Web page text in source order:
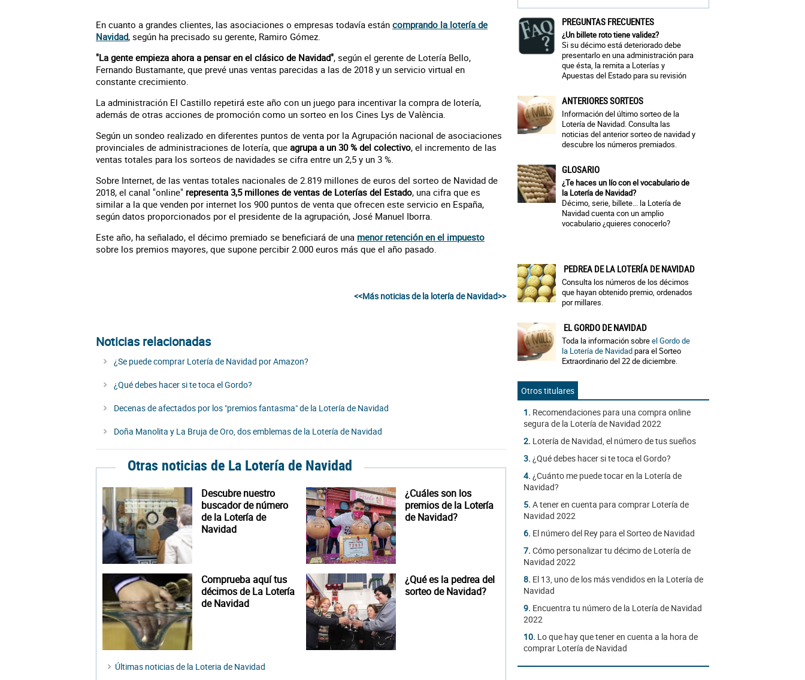
En cuanto a grandes clientes, las asociaciones o empresas todavía están comprando la lotería de
Navidad, según ha precisado su gerente, Ramiro Gómez.
"La gente empieza ahora a pensar en el clásico de Navidad", según el gerente de Lotería Bello,
Fernando Bustamante, que prevé unas ventas parecidas a las de 2018 y un servicio virtual en
constante crecimiento.
La administración El Castillo repetirá este año con un juego para incentivar la compra de lotería,
además de otras acciones de promoción como un sorteo en los Cines Lys de València.
Según un sondeo realizado en diferentes puntos de venta por la Agrupación nacional de asociaciones
provinciales de administraciones de lotería, que agrupa a un 30 % del colectivo, el incremento de las
ventas totales para los sorteos de navidades se cifra entre un 2,5 y un 3 %.
Sobre Internet, de las ventas totales nacionales de 2.819 millones de euros del sorteo de Navidad de
2018, el canal "online" representa 3,5 millones de ventas de Loterías del Estado, una cifra que es
similar a la que venden por internet los 900 puntos de venta que ofrecen este servicio en España,
según datos proporcionados por el presidente de la agrupación, José Manuel Iborra.
Este año, ha señalado, el décimo premiado se beneficiará de una menor retención en el impuesto
sobre los premios mayores, que supone percibir 2.000 euros más que el año pasado.
<<Más noticias de la lotería de Navidad>>
Noticias relacionadas
¿Se puede comprar Lotería de Navidad por Amazon?
¿Qué debes hacer si te toca el Gordo?
Decenas de afectados por los "premios fantasma" de la Lotería de Navidad
Doña Manolita y La Bruja de Oro, dos emblemas de la Lotería de Navidad
Otras noticias de La Lotería de Navidad
Descubre nuestro
buscador de número
de la Lotería de
Navidad
¿Cuáles son los
premios de la Lotería
de Navidad?
Comprueba aquí tus
décimos de La Lotería
de Navidad
¿Qué es la pedrea del
sorteo de Navidad?
Últimas noticias de la Loteria de Navidad
PREGUNTAS FRECUENTES
¿Un billete roto tiene validez?
Si su décimo está deteriorado debe
presentarlo en una administración para
que ésta, la remita a Loterías y
Apuestas del Estado para su revisión
ANTERIORES SORTEOS
Información del último sorteo de la
Lotería de Navidad. Consulta las
noticias del anterior sorteo de navidad y
descubre los números premiados.
GLOSARIO
¿Te haces un lío con el vocabulario de
la Lotería de Navidad?
Décimo, serie, billete... la Lotería de
Navidad cuenta con un amplio
vocabulario ¿quieres conocerlo?
PEDREA DE LA LOTERÍA DE NAVIDAD
Consulta los números de los décimos
que hayan obtenido premio, ordenados
por millares.
EL GORDO DE NAVIDAD
Toda la información sobreel Gordo de
la Lotería de Navidadpara el Sorteo
Extraordinario del 22 de diciembre.
Otros titulares
1. Recomendaciones para una compra online
segura de la Lotería de Navidad 2022
2. Lotería de Navidad, el número de tus sueños
3. ¿Qué debes hacer si te toca el Gordo?
4. ¿Cuánto me puede tocar en la Lotería de
Navidad?
5. A tener en cuenta para comprar Lotería de
Navidad 2022
6. El número del Rey para el Sorteo de Navidad
7. Cómo personalizar tu décimo de Lotería de
Navidad 2022
8. El 13, uno de los más vendidos en la Lotería de
Navidad
9. Encuentra tu número de la Lotería de Navidad
2022
10. Lo que hay que tener en cuenta a la hora de
comprar Lotería de Navidad